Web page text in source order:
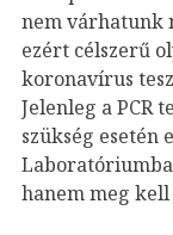
nem várhatunk
ezért célszerű
koronavírus
Jelenleg a PCR
szükség
hanem meg